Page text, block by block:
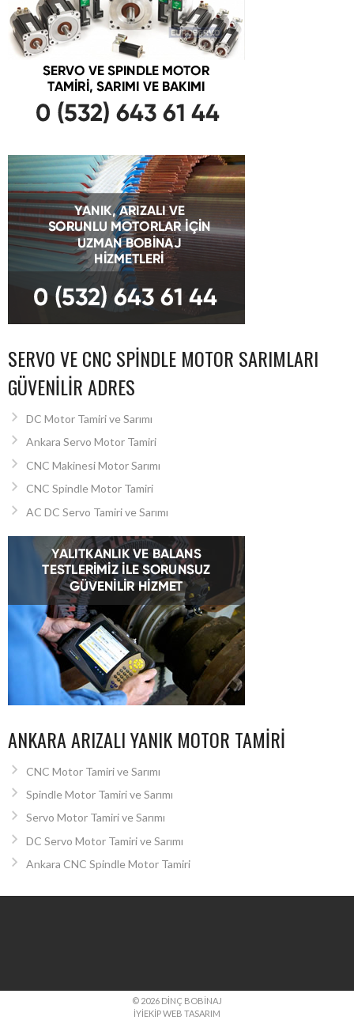
SERVO VE CNC SPINDLE MOTOR SARIMLARI
GÜVENILIR ADRES
DC Motor Tamiri ve Sarımı
Ankara Servo Motor Tamiri
CNC Makinesi Motor Sarımı
CNC Spindle Motor Tamiri
AC DC Servo Tamiri ve Sarımı
ANKARA ARIZALI YANIK MOTOR TAMIRI
CNC Motor Tamiri ve Sarımı
Spindle Motor Tamiri ve Sarımı
Servo Motor Tamiri ve Sarımı
DC Servo Motor Tamiri ve Sarımı
Ankara CNC Spindle Motor Tamiri
© 2026 DINÇ BOBINAJ
İYIEKIP WEB TASARIM